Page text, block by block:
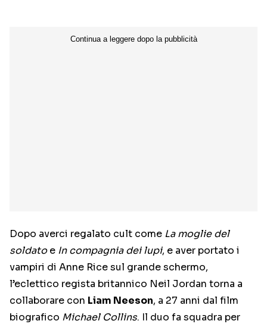
Dopo averci regalato cult come La moglie del
soldatoe In compagnia dei lupi, e aver portato i
vampiri di Anne Rice sul grande schermo,
l’eclettico regista britannico Neil Jordan torna a
collaborare con Liam Neeson, a 27 anni dal film
biografico Michael Collins. Il duo fa squadra per